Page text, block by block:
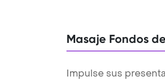
Masaje Fondos
Impulse sus